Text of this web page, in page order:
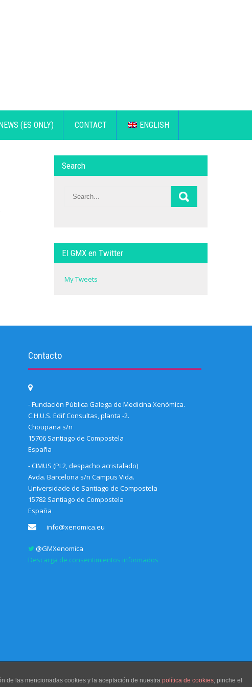
(ES ONLY) CONTACT ENGLISH
Search
El GMX en Twitter
My Tweets
Contacto
- Fundación Pública Galega de Medicina Xenómica.
C.H.U.S. Edif Consultas, planta -2.
Choupana s/n
15706 Santiago de Compostela
España
- CIMUS (PL2, despacho acristalado)
Avda. Barcelona s/n Campus Vida.
Universidade de Santiago de Compostela
15782 Santiago de Compostela
España
info@xenomica.eu
@GMXenomica
Descarga de consentimientos informados
de las mencionadas cookies y la aceptación de nuestra política de cookies, pinche el